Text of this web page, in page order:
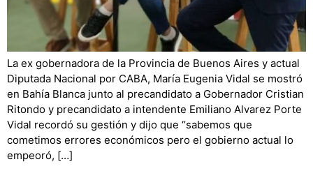
La ex gobernadora de la Provincia de Buenos Aires y actual
Diputada Nacional por CABA, María Eugenia Vidal se mostró
en Bahía Blanca junto al precandidato a Gobernador Cristian
Ritondo y precandidato a intendente Emiliano Alvarez Porte
Vidal recordó su gestión y dijo que “sabemos que
cometimos errores económicos pero el gobierno actual lo
empeoró, […]